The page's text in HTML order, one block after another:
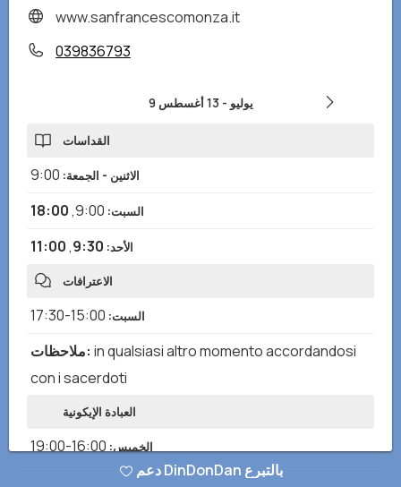
www.sanfrancescomonza.it
039836793
9 يوليو -13 أغسطس
القداسات
الاثنين - الجمعة:
9:00
السبت:
9:00
,
18:00
الأحد:
9:30
,
11:00
الاعترافات
السبت:
15:00-17:30
ملاحظات: in qualsiasi altro momento accordandosi
con i sacerdoti
العبادة الإيكونية
الخميس:
16:00-19:00
دعم DinDonDan بالتبرع